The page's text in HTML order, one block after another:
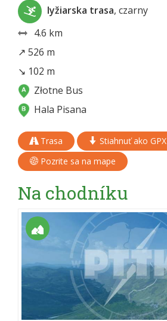
lyžiarska trasa, czarny
4.6 km
↗ 526 m
↘ 102 m
Złotne Bus
Hala Pisana
Trasa
Stiahnuť ako GPX
Pozrite sa na mape
Na chodníku